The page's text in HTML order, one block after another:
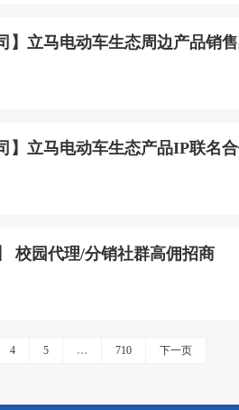
】立马电动车生态周边产品销
】立马电动车生态产品IP联名
校园代理/分销社群高佣招商
4 5 … 710 下一页